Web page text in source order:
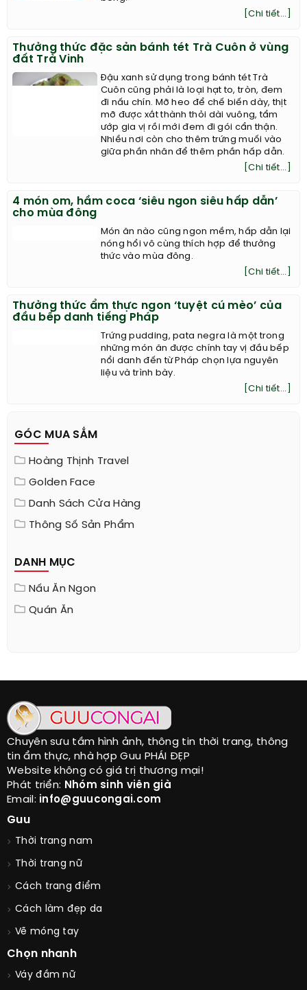
bóng.
Thưởng thức đặc sản bánh tét Trà Cuôn ở vùng
Đậu xanh sử dụng trong bánh tét Trà
Cuôn cũng phải là loại hạt to, tròn, đem
đi nấu chín. Mỡ heo để chế biến dày, thịt
mỡ được xắt thành thỏi dài vuông, tẩm
ướp gia vị rồi mới đem đi gói cẩn thận.
Nhiều nơi còn cho thêm trứng muối vào
giữa phần nhân để thêm phần hấp dẫn.
4 món om, hầm coca ‘siêu ngon siêu hấp dẫn’
cho mùa đông
Món ăn nào cũng ngon mềm, hấp dẫn lại
nóng hổi vô cùng thích hợp để thưởng
thức vào mùa đông.
Thưởng thức ẩm thực ngon ‘tuyệt cú mèo’ của
đầu bếp danh tiếng Pháp
Trứng pudding, pata negra là một trong
những món ăn được chính tay vị đầu bếp
nổi danh đến từ Pháp chọn lựa nguyên
liệu và trình bày.
GÓC MUA SẮM
Hoàng Thịnh Travel
Danh Sách Cửa Hàng
Thông Số Sản Phẩm
DANH MỤC
Nấu Ăn Ngon
Quán Ăn
Chuyên sưu tầm hình ảnh, thông tin thời trang, thông
tin ẩm thực, nhà hợp Guu PHÁI ĐẸP
Website không có giá trị thương mại!
Phát triển: Nhóm sinh viên già
info@guucongai.com
Thời trang nam
Thời trang nữ
Cách trang điểm
Cách làm đẹp da
Vẽ móng tay
Chọn nhanh
Váy đầm nữ